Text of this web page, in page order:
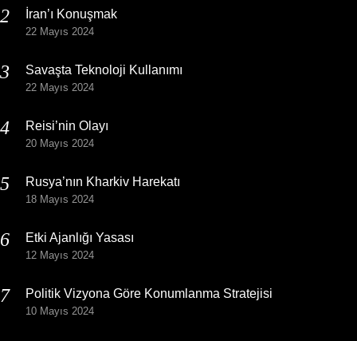
İran’ı Konuşmak
22 Mayıs 2024
Savaşta Teknoloji Kullanımı
22 Mayıs 2024
Reisi’nin Olayı
20 Mayıs 2024
Rusya’nın Kharkiv Harekatı
18 Mayıs 2024
Etki Ajanlığı Yasası
12 Mayıs 2024
Politik Vizyona Göre Konumlanma Stratejisi
10 Mayıs 2024